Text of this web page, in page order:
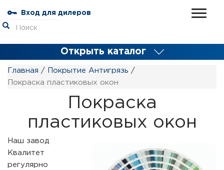
Вход для дилеров
Открыть каталог
Главная / Покрытие Антигрязь /
Покраска пластиковых окон
Покраска
пластиковых окон
Наш завод
Квалитет
регулярно